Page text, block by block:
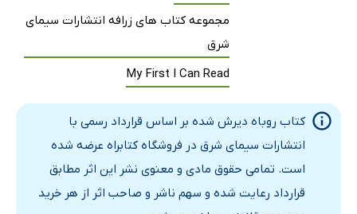
مجموعه کتاب های زرافه انتشارات سیمای
شرق
My First I Can Read
کتاب روباه دیرش شده بر اساس قرارداد رسمی با
انتشارات سیمای شرق در فروشگاه کتابراه عرضه شده
است. تمامی حقوق مادی و معنوی نشر این اثر مطابق
قرارداد رعایت شده و سهم ناشر و صاحب اثر از هر خرید